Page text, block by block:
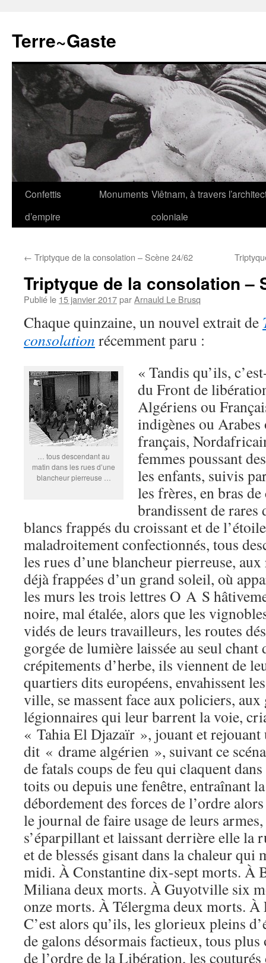
contenu
Terre~Gaste
Confettis
d’empire
Monuments Viêtnam, à travers
coloniale
← Triptyque de la consolation – Scène 24/62
Triptyque de la consolation –
Publié le 15 janvier 2017parArnauld Le Brusq
Chaque quinzaine, un nouvel extrait de
consolation récemment paru :
… tous descendant au
matin dans les rues d’une
blancheur pierreuse …
« Tandis qu’ils,
du Front de
Algériens ou
indigènes ou
français,
femmes poussant
les enfants, suivis
les frères, en bras
brandissent de rares
blancs frappés du croissant et de
maladroitement confectionnés, tous
les rues d’une blancheur pierreuse,
déjà frappées d’un grand soleil, où
les murs les trois lettres O A S
noire, mal étalée, alors que les
vidés de leurs travailleurs, les routes
gorgée de lumière laissée au seul chant
crépitements d’herbe, ils viennent de
quartiers dits européens, envahissent
ville, se massent face aux policiers, aux
légionnaires qui leur barrent la voie,
« Tahia El Djazaïr », jouant et rejouant
dit « drame algérien », suivant ce
de fatals coups de feu qui claquent
toits ou depuis une fenêtre, entraînant
débordement des forces de l’ordre
le journal de faire usage de leurs
s’éparpillant et laissant derrière elle la
et de blessés gisant dans la chaleur qui
midi. À Constantine dix-sept morts. À
Miliana deux morts. À Guyotville six
onze morts. À Télergma deux morts.
C’est alors qu’ils, les glorieux pleins
de galons désormais factieux, tous
de l’ordre de la Libération, les